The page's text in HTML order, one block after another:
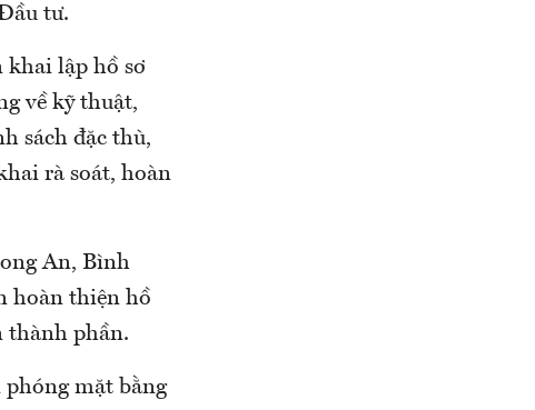
tư.
khai lập hồ sơ
về kỹ thuật,
sách đặc thù,
rà soát, hoàn
An, Bình
hoàn thiện hồ
thành phần.
phóng mặt bằng